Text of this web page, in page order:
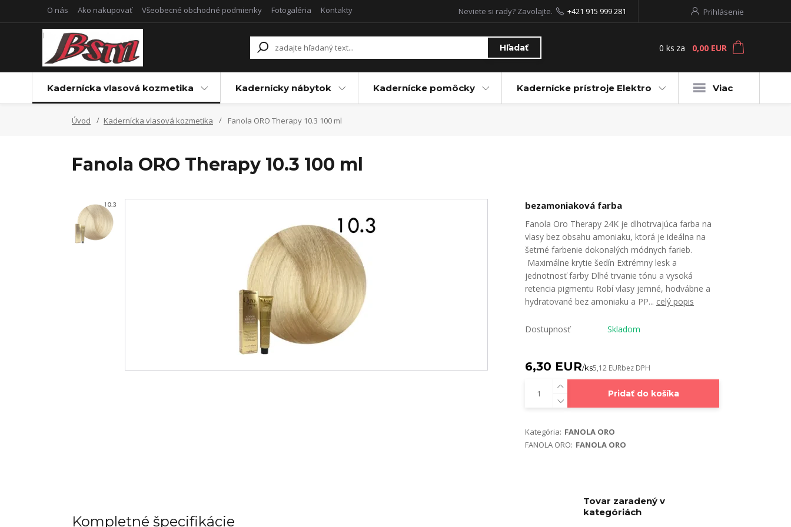
O nás Ako nakupovať Všeobecné obchodné podmienky Fotogaléria Kontakty Prihlásenie
Hľadať
Neviete si rady? Zavolajte. +421 915 999 281
0 ks za 0,00 EUR
Kadernícka vlasová kozmetika Kadernícky nábytok Kadernícke pomôcky Kadernícke prístroje Elektro Viac
Úvod Kadernícka vlasová kozmetika Fanola ORO Therapy 10.3 100 ml
Fanola ORO Therapy 10.3 100 ml
bezamoniaková farba
Fanola Oro Therapy 24K je dlhotrvajúca farba na
vlasy bez obsahu amoniaku, ktorá je ideálna na
šetrné farbenie dokonalých módnych farieb.
Maximálne krytie šedín Extrémny lesk a
jednotnosť farby Dlhé trvanie tónu a vysoká
retencia pigmentu Robí vlasy jemné, hodvábne a
hydratované bez amoniaku a PP... celý popis
Dostupnosť Skladom
6,30 EUR/ks5,12 EURbez DPH
Pridať do košíka
Kategória: FANOLA ORO
FANOLA ORO: FANOLA ORO
Kompletné špecifikácie
Tovar zaradený v
kategóriách